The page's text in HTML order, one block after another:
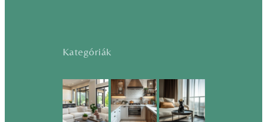
Kategóriák